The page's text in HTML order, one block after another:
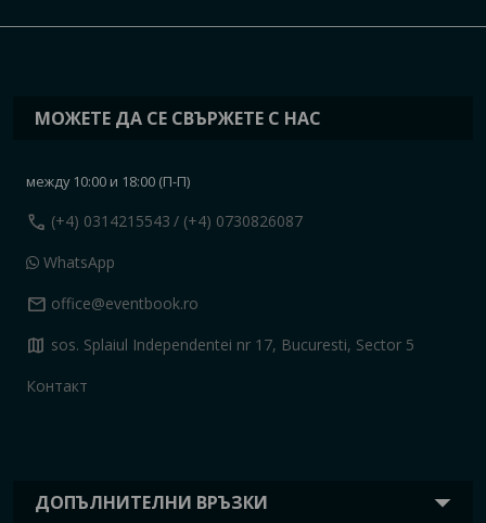
ДОПЪЛНИТЕЛНИ ВРЪЗКИ
МОЖЕТЕ ДА СЕ СВЪРЖЕТЕ С НАС
между 10:00 и 18:00 (П-П)
call (+4) 0314215543 / (+4) 0730826087
WhatsApp
mail office@eventbook.ro
map sos. Splaiul Independentei nr 17, Bucuresti, Sector 5
Контакт